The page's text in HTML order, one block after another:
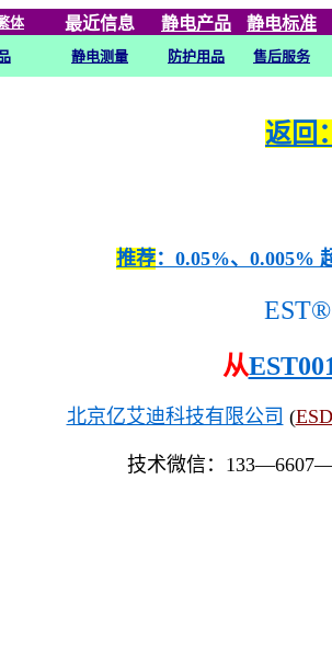
体 最近信息 静电产品 静电标准
静电测量 防护用品
售后服务
返回
推荐：0.05%、0.005%
EST®
从
北京亿艾迪科技有限公司 (
技术微信：